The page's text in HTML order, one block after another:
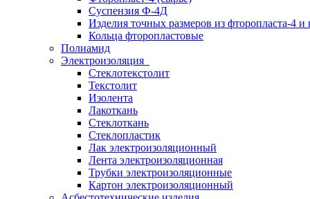
Суспензия Ф-4Д
Изделия точных размеров из фторопласта-4 и
Кольца фторопластовые
Полиамид
Электроизоляция
Стеклотекстолит
Текстолит
Изолента
Лакоткань
Стеклоткань
Стеклопластик
Лак электроизоляционный
Лента электроизоляционная
Трубки электроизоляционные
Картон электроизоляционный